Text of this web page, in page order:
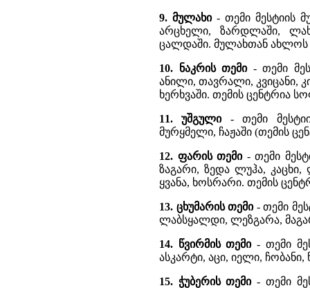
9. მულახი- თემი მესტიის
არცხელი, ზარდლაში,
ცალდაში. მულახთან
10. ნაკრის თემი - თემი
ანილი, თავრალი, კვიცანი,
ხერხვაში. თემის ცენტრია
11. უშგული- თემი
მურყმელი, ჩაჟაში (თემის
12. ფარის თემი- თემი
ზაგარი, ზედა ლუჰა,
ყვანა, ხოსრარი. თემის
13. ცხუმარის თემი- თემი
ლაბსყალდი, ლეზგარა,
14. წვირმის თემი- თემი
ასკარტი, აცი, იელი,
15. ჭუბერის თემი- თემი